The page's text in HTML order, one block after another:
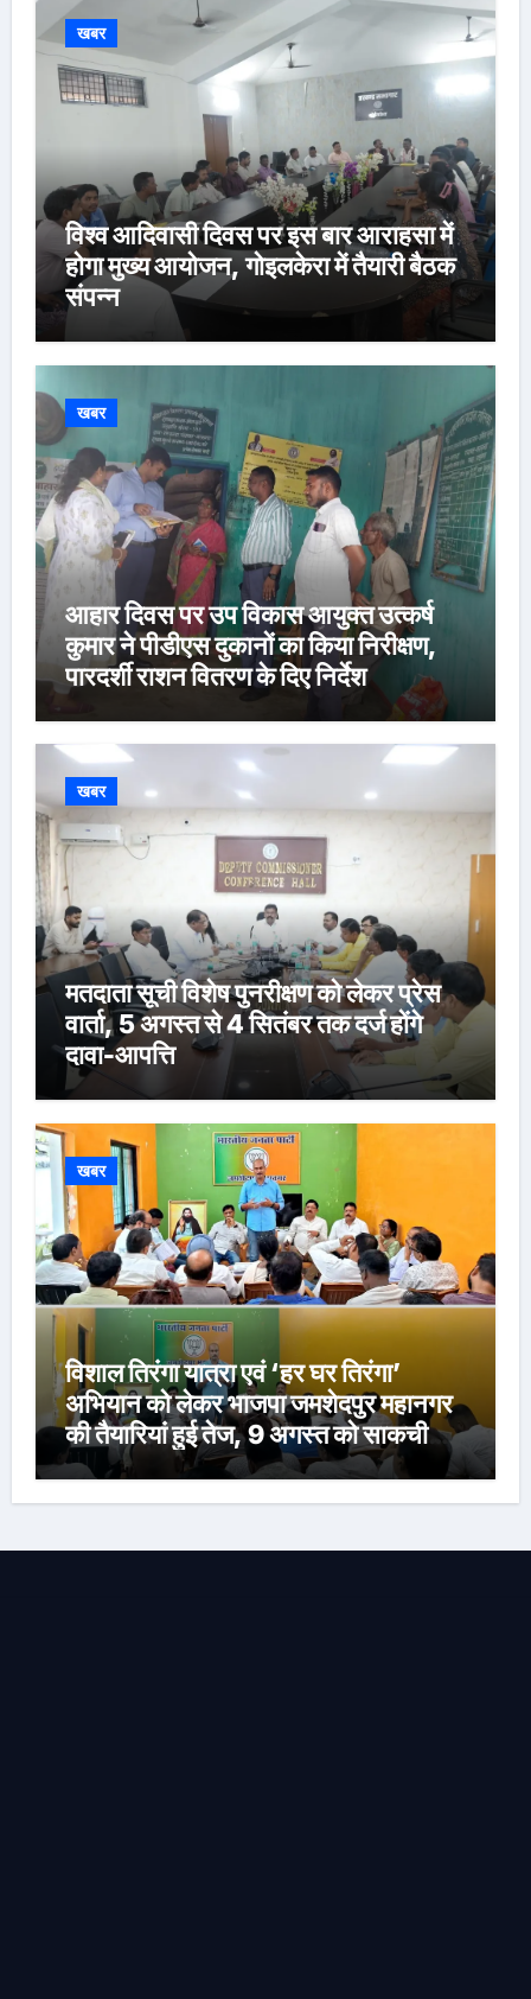
खबर
विश्व आदिवासी दिवस पर इस बार आराहसा में
होगा मुख्य आयोजन, गोइलकेरा में तैयारी बैठक
संपन्न
खबर
आहार दिवस पर उप विकास आयुक्त उत्कर्ष
कुमार ने पीडीएस दुकानों का किया निरीक्षण,
पारदर्शी राशन वितरण के दिए निर्देश
खबर
मतदाता सूची विशेष पुनरीक्षण को लेकर प्रेस
वार्ता, 5 अगस्त से 4 सितंबर तक दर्ज होंगे
दावा-आपत्ति
खबर
विशाल तिरंगा यात्रा एवं ‘हर घर तिरंगा’
अभियान को लेकर भाजपा जमशेदपुर महानगर
की तैयारियां हुई तेज, 9 अगस्त को साकची
नेताजी सुभाष मैदान से निकलेगी विशाल तिरंगा
यात्रा